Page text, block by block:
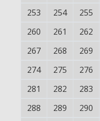
253
254 255
260
261 262
267
268 269
274
275 276
281
282 283
288
289 290